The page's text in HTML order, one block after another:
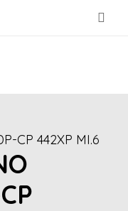
CP 442XP MI.6